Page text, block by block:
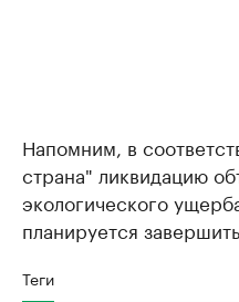
Напомним, в
страна" ликвидацию
экологического
планируется
Теги